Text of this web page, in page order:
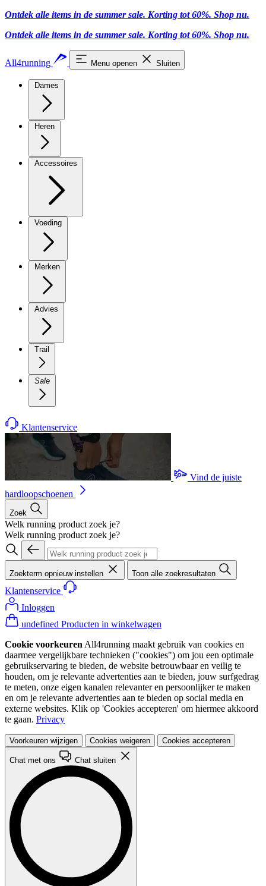
Ontdek alle items in de summer sale. Korting tot 60%. Shop nu.
Ontdek alle items in de summer sale. Korting tot 60%. Shop nu.
All4running Menu openen Sluiten
Dames
Heren
Accessoires
Voeding
Merken
Advies
Trail
Sale
Klantenservice
Vind de juiste
hardloopschoenen
Zoek
Welk running product zoek je?
Welk running product zoek je?
Zoekterm opnieuw instellen Toon alle zoekresultaten
Klantenservice
Inloggen
undefined Producten in winkelwagen
Cookie voorkeuren All4running maakt gebruik van cookies en
daarmee vergelijkbare technieken ("cookies") om jou een optimale
gebruikservaring te bieden, de website betrouwbaar en veilig te
houden, om je relevante advertenties aan te bieden, jouw surfgedrag
te meten, onze eigen kanalen relevanter en persoonlijker te maken
en om je relevante advertenties aan te bieden op social media en
externe websites. Klik op 'Cookies accepteren' om hiermee akkoord
te gaan. Privacy
Voorkeuren wijzigen Cookies weigeren Cookies accepteren
Chat met ons Chat sluiten